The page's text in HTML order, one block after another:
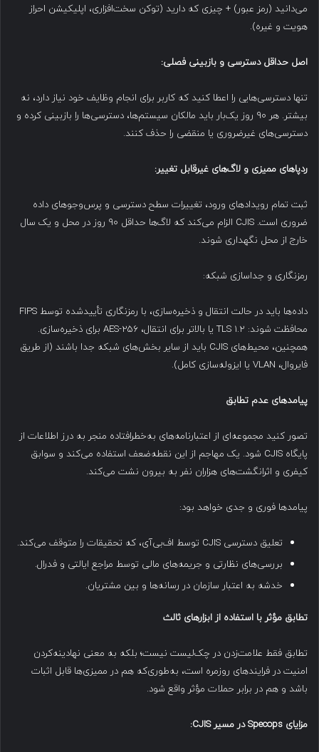
می‌دانید (رمز عبور) + چیزی که دارید (توکن سخت‌افزاری، اپلیکیشن احراز
هویت و غیره).
اصل حداقل دسترسی و بازبینی فصلی:
تنها دسترسی‌هایی را اعطا کنید که کاربر برای انجام وظایف خود نیاز دارد، نه
بیشتر. هر ۹۰ روز یک‌بار باید مالکان سیستم‌ها، دسترسی‌ها را بازبینی کرده و
دسترسی‌های غیرضروری یا منقضی را حذف کنند.
ردپاهای ممیزی و لاگ‌های غیرقابل تغییر:
ثبت تمام رویدادهای ورود، تغییرات سطح دسترسی و پرس‌وجوهای داده
ضروری است. CJIS الزام می‌کند که لاگ‌ها حداقل ۹۰ روز در محل و یک سال
خارج از محل نگهداری شوند.
رمزنگاری و جداسازی شبکه:
داده‌ها باید در حالت انتقال و ذخیره‌سازی، با رمزنگاری تأیید‌شده توسط FIPS
محافظت شوند: TLS 1.2 یا بالاتر برای انتقال، AES-256 برای ذخیره‌سازی.
همچنین، محیط‌های CJIS باید از سایر بخش‌های شبکه جدا باشند (از طریق
فایروال، VLAN یا ایزوله‌سازی کامل).
پیامدهای عدم تطابق
تصور کنید مجموعه‌ای از اعتبارنامه‌های به‌خطر‌افتاده منجر به درز اطلاعات از
پایگاه CJIS شود. یک مهاجم از این نقطه‌ضعف استفاده می‌کند و سوابق
کیفری و اثرانگشت‌های هزاران نفر به بیرون نشت می‌کند.
پیامدها فوری و جدی خواهد بود:
تعلیق دسترسی CJIS توسط اف‌بی‌آی، که تحقیقات را متوقف می‌کند.
بررسی‌های نظارتی و جریمه‌های مالی توسط مراجع ایالتی و فدرال.
خدشه به اعتبار سازمان در رسانه‌ها و بین مشتریان.
تطابق مؤثر با استفاده از ابزارهای ثالث
تطابق فقط علامت‌زدن در چک‌لیست نیست؛ بلکه به معنی نهادینه‌کردن
امنیت در فرایندهای روزمره است، به‌طوری‌که هم در ممیزی‌ها قابل اثبات
باشد و هم در برابر حملات مؤثر واقع شود.
مزایای در مسیرCJIS: